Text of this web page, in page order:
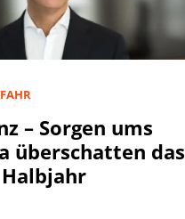
– Sorgen ums
überschatten das